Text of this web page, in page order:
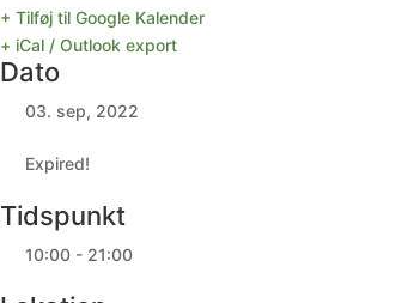
+ Tilføj til Google Kalender
+ iCal / Outlook export
Dato
03. sep, 2022
Expired!
Tidspunkt
10:00 - 21:00